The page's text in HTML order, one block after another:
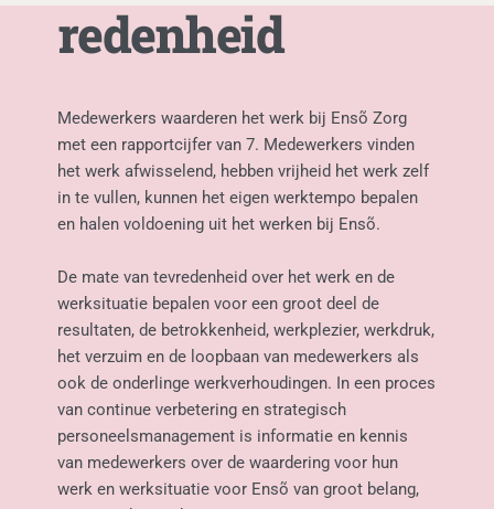
redenheid
Medewerkers waarderen het werk bij Ensõ Zorg
met een rapportcijfer van 7. Medewerkers vinden
het werk afwisselend, hebben vrijheid het werk zelf
in te vullen, kunnen het eigen werktempo bepalen
en halen voldoening uit het werken bij Ensõ.
De mate van tevredenheid over het werk en de
werksituatie bepalen voor een groot deel de
resultaten, de betrokkenheid, werkplezier, werkdruk,
het verzuim en de loopbaan van medewerkers als
ook de onderlinge werkverhoudingen. In een proces
van continue verbetering en strategisch
personeelsmanagement is informatie en kennis
van medewerkers over de waardering voor hun
werk en werksituatie voor Ensõ van groot belang,